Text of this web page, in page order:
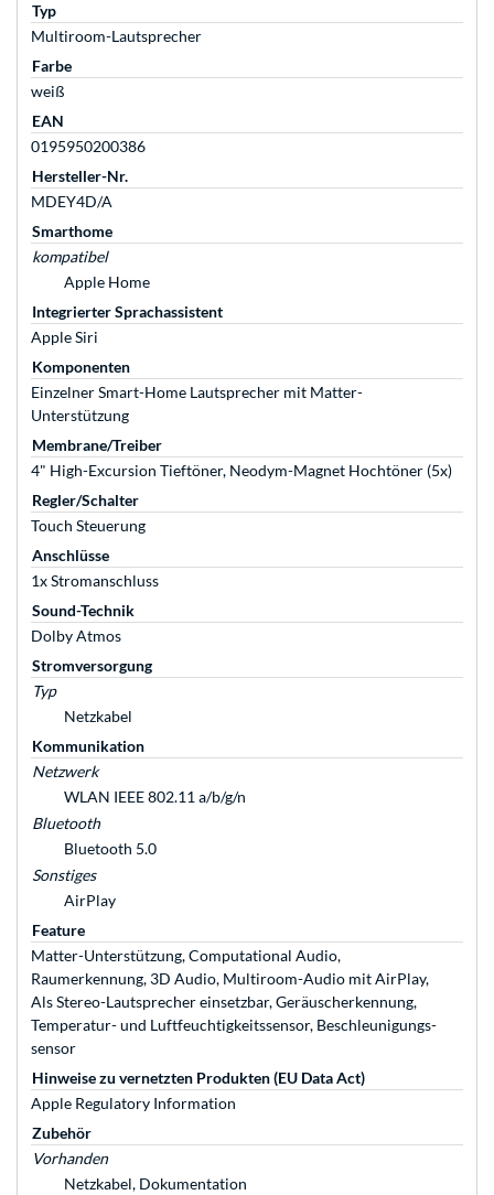
Typ
Multiroom-Lautsprecher
Farbe
weiß
EAN
0195950200386
Hersteller-Nr.
MDEY4D/A
Smarthome
kompatibel
Apple Home
Integrierter Sprachassistent
Apple Siri
Komponenten
Einzelner Smart-Home Lautsprecher mit Matter-
Unterstützung
Membrane/Treiber
4" High-Excursion Tieftöner, Neodym-Magnet Hochtöner (5x)
Regler/Schalter
Touch Steuerung
Anschlüsse
1x Stromanschluss
Sound-Technik
Dolby Atmos
Stromversorgung
Typ
Netzkabel
Kommunikation
Netzwerk
WLAN IEEE 802.11 a/b/g/n
Bluetooth
Bluetooth 5.0
Sonstiges
AirPlay
Feature
Matter-Unterstützung, Computational Audio,
Raumerkennung, 3D Audio, Multiroom-Audio mit AirPlay,
Als Stereo-Laut­sprecher einsetzbar, Geräuscherkennung,
Temperatur- und Luftfeuchtigkeitssensor, Beschleunigungs­
sensor
Hinweise zu vernetzten Produkten (EU Data Act)
Apple Regulatory Information
Zubehör
Vorhanden
Netzkabel, Dokumentation